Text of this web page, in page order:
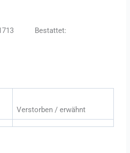
Bestattet:
Verstorben / erwähnt